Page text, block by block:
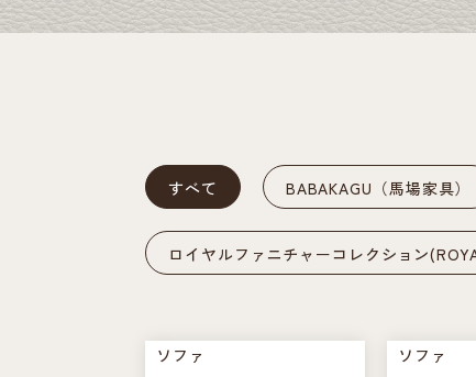
すべて BABAKAGU（馬場家具）
ロイヤルファニチャーコレクション
ソファ ソファ